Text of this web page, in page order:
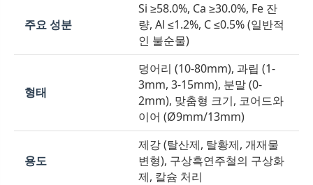
주요 성분
Si ≥58.0%, Ca ≥30.0%, Fe 잔
량, Al ≤1.2%, C ≤0.5% (일반적
인 불순물)
형태
덩어리 (10-80mm), 과립 (1-
3mm, 3-15mm), 분말 (0-
2mm), 맞춤형 크기, 코어드와
이어 (Ø9mm/13mm)
용도
제강 (탈산제, 탈황제, 개재물
변형), 구상흑연주철의 구상화
제, 칼슘 처리